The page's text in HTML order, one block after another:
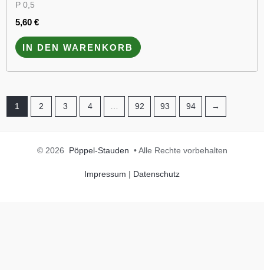
P 0,5
5,60 €
IN DEN WARENKORB
1 2 3 4 … 92 93 94 →
© 2026 Pöppel-Stauden • Alle Rechte vorbehalten
Impressum Datenschutz